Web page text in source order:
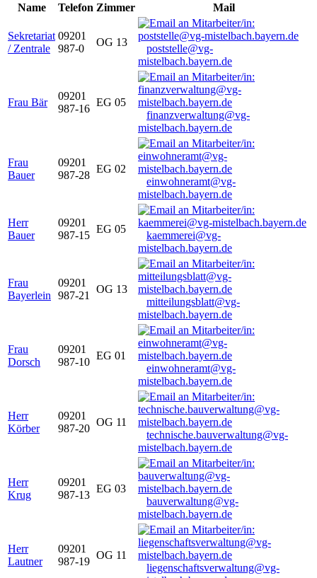
Name
Telefon Zimmer Mail
Sekretariat
/ Zentrale
09201
987-0
OG 13
poststelle@vg-
mistelbach.bayern.de
Frau Bär
09201
987-16
EG 05
finanzverwaltung@vg-
mistelbach.bayern.de
Frau
Bauer
09201
987-28
EG 02
einwohneramt@vg-
mistelbach.bayern.de
Herr
Bauer
09201
987-15
EG 05
kaemmerei@vg-
mistelbach.bayern.de
Frau
Bayerlein
09201
987-21
OG 13
mitteilungsblatt@vg-
mistelbach.bayern.de
Frau
Dorsch
09201
987-10
EG 01
einwohneramt@vg-
mistelbach.bayern.de
Herr
Körber
09201
987-20
OG 11
technische.bauverwaltung@vg-
mistelbach.bayern.de
Herr
Krug
09201
987-13
EG 03
bauverwaltung@vg-
mistelbach.bayern.de
Herr
Lautner
09201
987-19
OG 11
liegenschaftsverwaltung@vg-